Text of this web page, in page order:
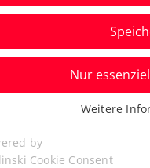
–
auf
Nur
Cookies werden
benötigt. Dadurch
Weitere
by
Cookie Consent